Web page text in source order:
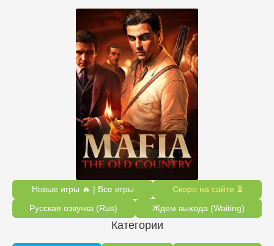
Новые игры 🔥 | Все игры
Скоро на сайте ⏳
Русская озвучка (Rus)
Ждем выхода (Waiting)
Категории